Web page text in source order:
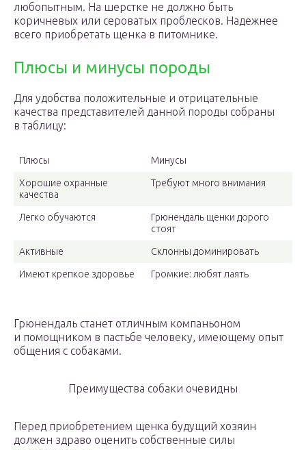
любопытным. На шерстке не должно быть
коричневых или сероватых проблесков. Надежнее
всего приобретать щенка в питомнике.
Плюсы и минусы породы
Для удобства положительные и отрицательные
качества представителей данной породы собраны
в таблицу:
Плюсы Минусы
Хорошие охранные
качества
Требуют много внимания
Легко обучаются
Грюнендаль щенки дорого
стоят
Активные Склонны доминировать
Имеют крепкое здоровье Громкие: любят лаять
Грюнендаль станет отличным компаньоном
и помощником в пастьбе человеку, имеющему опыт
общения с собаками.
Преимущества собаки очевидны
Перед приобретением щенка будущий хозяин
должен здраво оценить собственные силы